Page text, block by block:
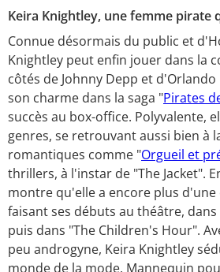
Keira Knightley, une femme pirate
Connue désormais du public et
Knightley peut enfin jouer dans la
côtés de Johnny Depp et
son charme dans la saga "Pirates
succès au box-office. Polyvalente,
genres, se retrouvant aussi bien à
romantiques comme "Orgueil et
thrillers, à l'instar de "The Jacket".
montre qu'elle a encore plus d'une
faisant ses débuts au théâtre,
puis dans "The Children's Hour".
peu androgyne, Keira Knightley
monde de la mode. Mannequin